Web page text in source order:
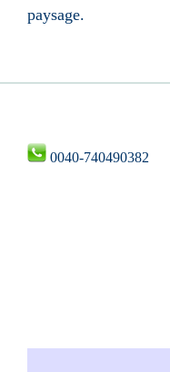
paysage.
0040-740490382